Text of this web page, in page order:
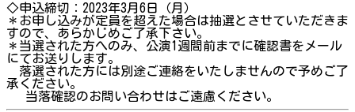
◇申込締切：2023年3月6日（月）
＊お申し込みが定員を超えた場合は抽選とさせていただきま
すので、あらかじめご了承下さい。
＊当選された方へのみ、公演1週間前までに確認書をメール
にてお送りします。
落選された方には別途ご連絡をいたしませんので予めご了
承ください。
当落確認のお問い合わせはご遠慮ください。